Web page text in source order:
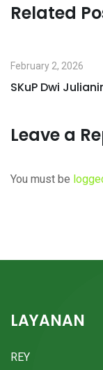
Related
February 2, 2026
SKuP Dwi
Leave a
You must be
LAYANAN
REY